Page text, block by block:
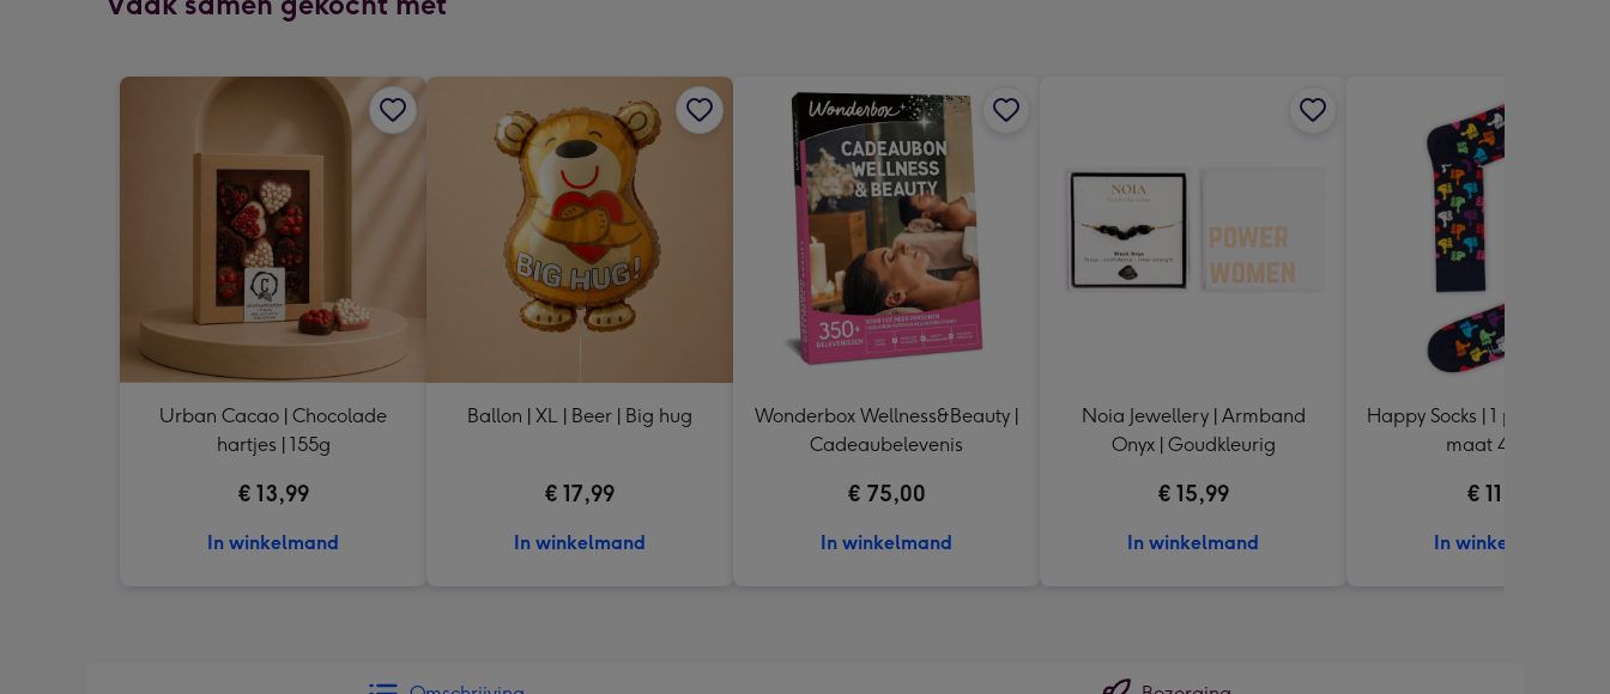
Urban Cacao | Chocolade
hartjes | 155g
€ 13,99
In winkelmand
Ballon | XL | Beer | Big hug
€ 17,99
In winkelmand
Wonderbox Wellness&Beauty |
Cadeaubelevenis
€ 75,00
In winkelmand
Noia Jewellery | Armband
Onyx | Goudkleurig
€ 15,99
In winkelmand
Happy Socks | 1 paar |
maat 41 - 46
€ 11,99
In winkelmand